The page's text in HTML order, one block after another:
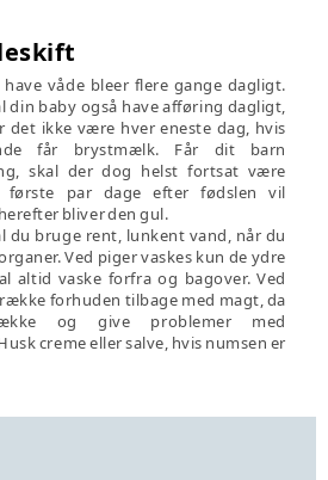
våde bleer flere gange dagligt.
din baby også have afføring dagligt,
det ikke være hver eneste dag, hvis
får brystmælk. Får dit barn
skal der dog helst fortsat være
første par dage efter fødslen vil
bliver den gul.
du bruge rent, lunkent vand, når du
Ved piger vaskes kun de ydre
altid vaske forfra og bagover. Ved
forhuden tilbage med magt, da
og give problemer med
creme eller salve, hvis numsen er